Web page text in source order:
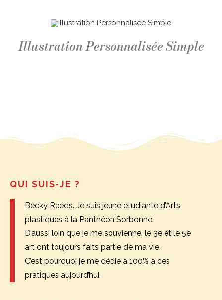
Illustration Personnalisée Simple
QUI SUIS-JE ?
Becky Reeds. Je suis jeune étudiante d’Arts
plastiques à la Panthéon Sorbonne.
D’aussi loin que je me souvienne, le 3e et le 5e
art ont toujours faits partie de ma vie.
C’est pourquoi je me dédie à 100% à ces
pratiques aujourd’hui.